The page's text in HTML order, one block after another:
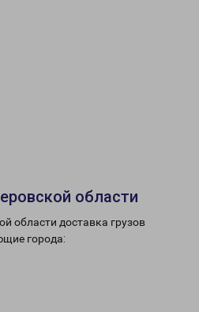
области
области доставка грузов
города: